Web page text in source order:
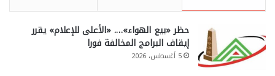
حظر «بيع الهواء»…. «الأعلى للإعلام» يقرر
إيقاف البرامج المخالفة فورا
5 أغسطس، 2026